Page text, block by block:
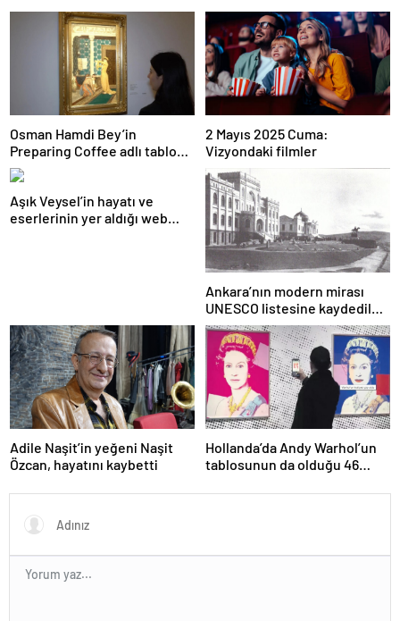
Osman Hamdi Bey’in
Preparing Coffee adlı tablosu
75 milyon liraya satışa
sunuldu
2 Mayıs 2025 Cuma:
Vizyondaki filmler
Aşık Veysel’in hayatı ve
eserlerinin yer aldığı web
Ankara’nın modern mirası
UNESCO listesine kaydedildi;
Türkiye’nin listedeki varlık
sayısı 80 oldu
Adile Naşit’in yeğeni Naşit
Özcan, hayatını kaybetti
Hollanda’da Andy Warhol’un
tablosunun da olduğu 46